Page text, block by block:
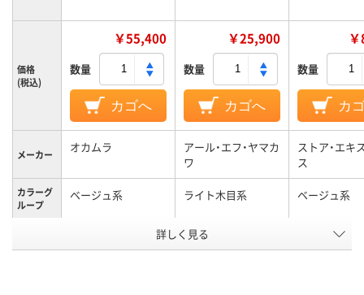
価格
(税込)
￥55,400
数量
カゴへ
￥25,900
数量
カゴへ
数量
カ
メーカー オカムラ
アール・エフ・ヤマカ
ワ
ストア・エキ
ス
カラーグ
ループ
ベージュ系 ライト木目系 ベージュ系
70
詳しく見る